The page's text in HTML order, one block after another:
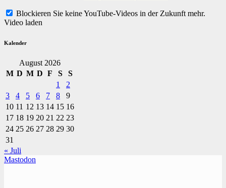
Blockieren Sie keine YouTube-Videos in der Zukunft mehr.
Video laden
Kalender
August 2026
M D M D F S
S
1
2
3
4 5 6 7 8
9
10 11 12 13 14 15 16
17 18 19 20 21 22 23
24 25 26 27 28 29 30
31
« Juli
Mastodon